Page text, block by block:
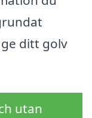
ditt golv
utan